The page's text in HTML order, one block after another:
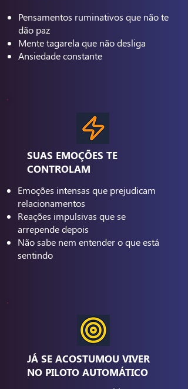
Pensamentos ruminativos que não te
dão paz
Mente tagarela que não desliga
Ansiedade constante
SUAS EMOÇÕES TE
CONTROLAM
Emoções intensas que prejudicam
relacionamentos
Reações impulsivas que se
arrepende depois
Não sabe nem entender o que está
sentindo
JÁ SE ACOSTUMOU VIVER
NO PILOTO AUTOMÁTICO